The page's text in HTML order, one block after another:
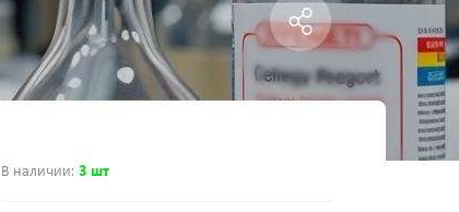
В наличии: 3 шт